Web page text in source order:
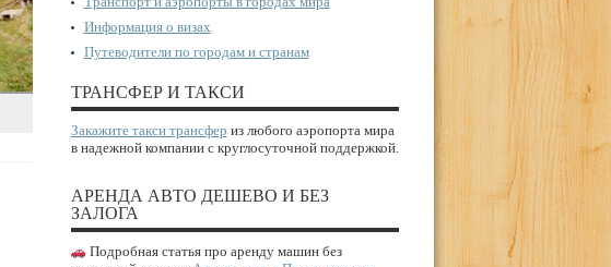
Информация о визах
Путеводители по городам и странам
ТРАНСФЕР И ТАКСИ
Закажите такси трансфер из любого аэропорта мира
в надежной компании с круглосуточной поддержкой.
АРЕНДА АВТО ДЕШЕВО И БЕЗ
ЗАЛОГА
Подробная статья про аренду машин без